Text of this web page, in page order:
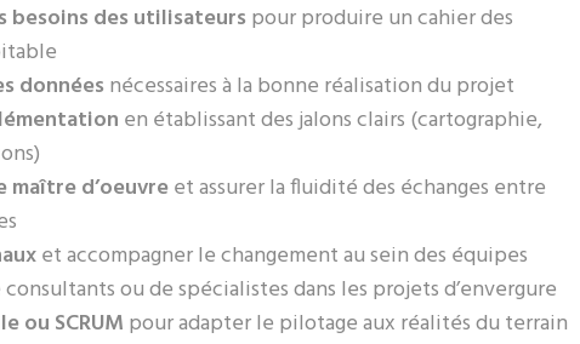
besoins des utilisateurs pour produire un cahier des
données nécessaires à la bonne réalisation du projet
en établissant des jalons clairs (cartographie,
maître d’oeuvreet assurer la fluidité des échanges entre
et accompagner le changement au sein des équipes
ou de spécialistes dans les projets d’envergure
ou SCRUM pour adapter le pilotage aux réalités du terrain